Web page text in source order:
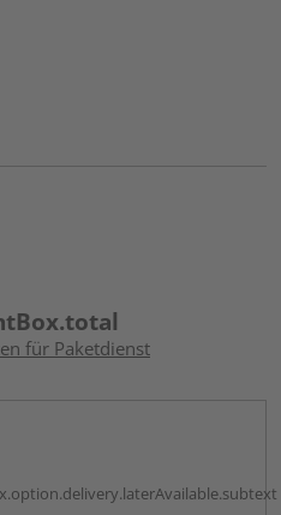
für Paketdienst